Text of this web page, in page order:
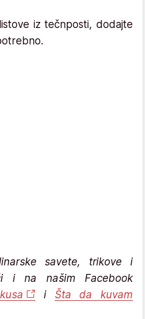
iz tečnposti, dodajte
savete, trikove i
i na našim Facebook
i Šta da kuvam